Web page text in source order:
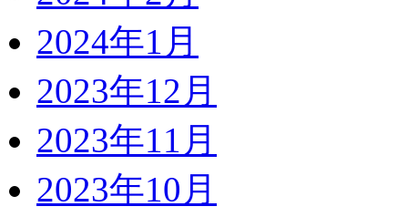
2024年1月
2023年12月
2023年11月
2023年10月